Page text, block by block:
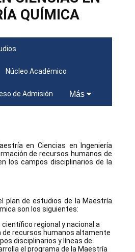
QUÍMICA
Núcleo Académico
de Admisión Más
en Ciencias en Ingeniería
de recursos humanos de
los campos disciplinarios de la
plan de estudios de la Maestría
son los siguientes:
regional y nacional a
de recursos humanos altamente
disciplinarios y líneas de
el programa de la Maestría